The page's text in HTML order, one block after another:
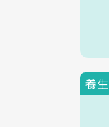
養生